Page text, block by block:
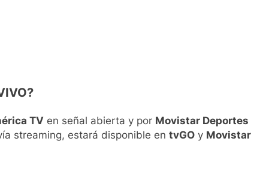
TV en señal abierta y por Movistar Deportes
streaming, estará disponible en tvGO y Movistar